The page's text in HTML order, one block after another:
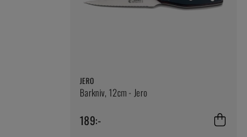
JERO
Barkniv, 12cm - Jero
189:-